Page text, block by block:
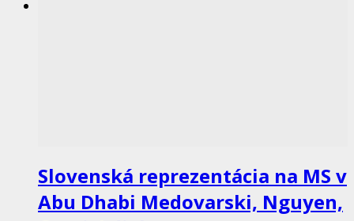
Slovenská reprezentácia na MS v
Abu Dhabi Medovarski, Nguyen,